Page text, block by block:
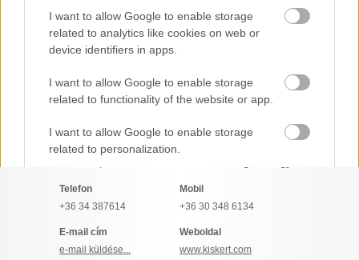
I want to allow Google to enable storage
related to analytics like cookies on web or
device identifiers in apps.
I want to allow Google to enable storage
related to functionality of the website or app.
I want to allow Google to enable storage
related to personalization.
user protection.
Kis-ber Kft. -
Kiskert.com a
növényáruház
Telefon
+36 34 387614
Mobil
+36 30 348 6134
E-mail cím
e-mail küldése...
Weboldal
www.kiskert.com